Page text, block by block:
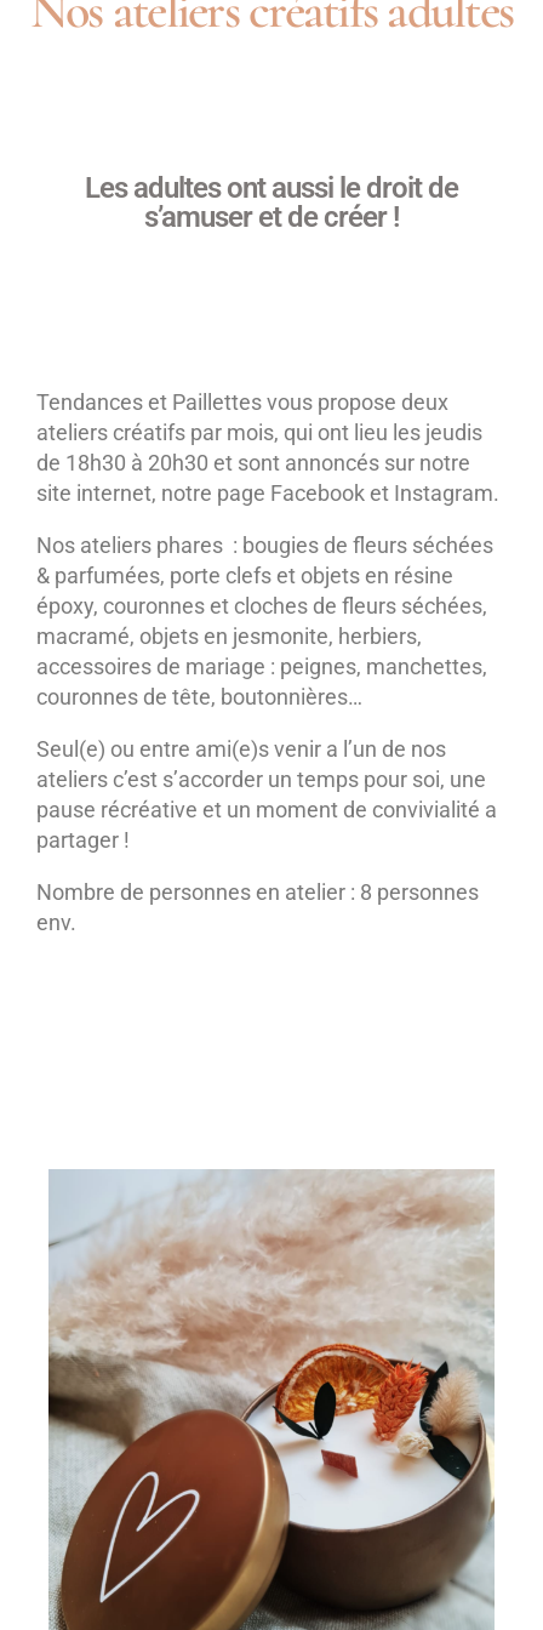
Les adultes ont aussi le droit de
s’amuser et de créer !
Tendances et Paillettes vous propose deux
ateliers créatifs par mois, qui ont lieu les jeudis
de 18h30 à 20h30 et sont annoncés sur notre
site internet, notre page Facebook et Instagram.
Nos ateliers phares : bougies de fleurs séchées
& parfumées, porte clefs et objets en résine
époxy, couronnes et cloches de fleurs séchées,
macramé, objets en jesmonite, herbiers,
accessoires de mariage : peignes, manchettes,
couronnes de tête, boutonnières…
Seul(e) ou entre ami(e)s venir a l’un de nos
ateliers c’est s’accorder un temps pour soi, une
pause récréative et un moment de convivialité a
partager !
Nombre de personnes en atelier : 8 personnes
env.